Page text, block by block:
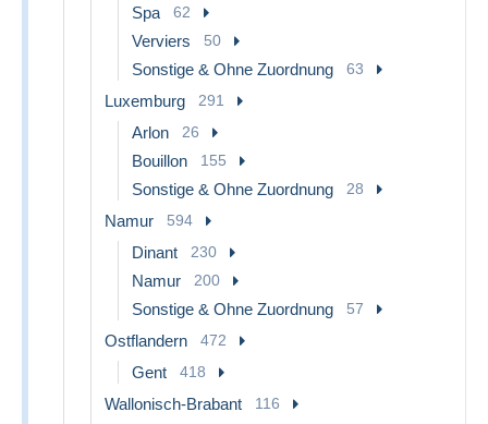
Spa 62
Verviers 50
Sonstige & Ohne Zuordnung 63
Luxemburg 291
Arlon 26
Bouillon 155
Sonstige & Ohne Zuordnung 28
Namur 594
Dinant 230
Namur 200
Sonstige & Ohne Zuordnung 57
Ostflandern 472
Gent 418
Wallonisch-Brabant 116